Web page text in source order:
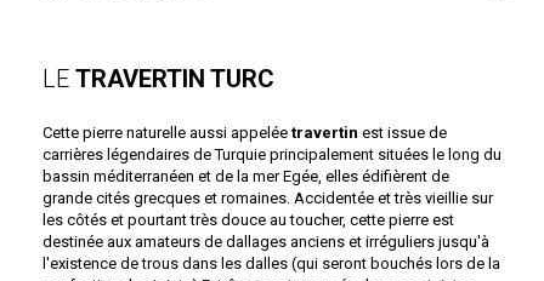
LE TRAVERTIN TURC
Cette pierre naturelle aussi appelée travertin est issue de
carrières légendaires deTurquie principalement situées le long du
bassin méditerranéen et de la mer Egée, elles édifièrent de
grande cités grecques et romaines. Accidentée et très vieillie sur
les côtés et pourtant très douce au toucher, cette pierre est
destinée aux amateurs de dallages anciens et irréguliers jusqu'à
l'existence de trous dans les dalles (qui seront bouchés lors de la